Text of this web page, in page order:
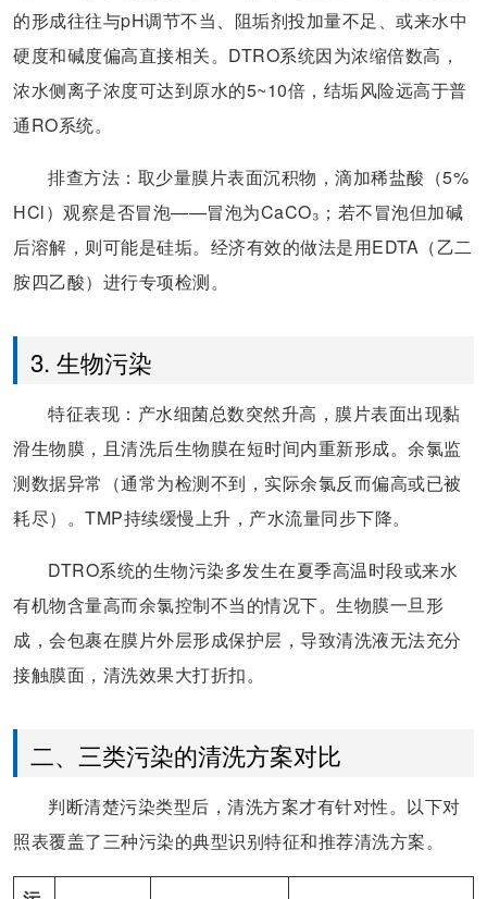
的形成往往与pH调节不当、阻垢剂投加量不足、或来水中
硬度和碱度偏高直接相关。DTRO系统因为浓缩倍数高，
浓水侧离子浓度可达到原水的5~10倍，结垢风险远高于普
通RO系统。
排查方法：取少量膜片表面沉积物，滴加稀盐酸（5%
HCl）观察是否冒泡——冒泡为CaCO₃；若不冒泡但加碱
后溶解，则可能是硅垢。经济有效的做法是用EDTA（乙二
胺四乙酸）进行专项检测。
3. 生物污染
特征表现：产水细菌总数突然升高，膜片表面出现黏
滑生物膜，且清洗后生物膜在短时间内重新形成。余氯监
测数据异常（通常为检测不到，实际余氯反而偏高或已被
耗尽）。TMP持续缓慢上升，产水流量同步下降。
DTRO系统的生物污染多发生在夏季高温时段或来水
有机物含量高而余氯控制不当的情况下。生物膜一旦形
成，会包裹在膜片外层形成保护层，导致清洗液无法充分
接触膜面，清洗效果大打折扣。
二、三类污染的清洗方案对比
判断清楚污染类型后，清洗方案才有针对性。以下对
照表覆盖了三种污染的典型识别特征和推荐清洗方案。